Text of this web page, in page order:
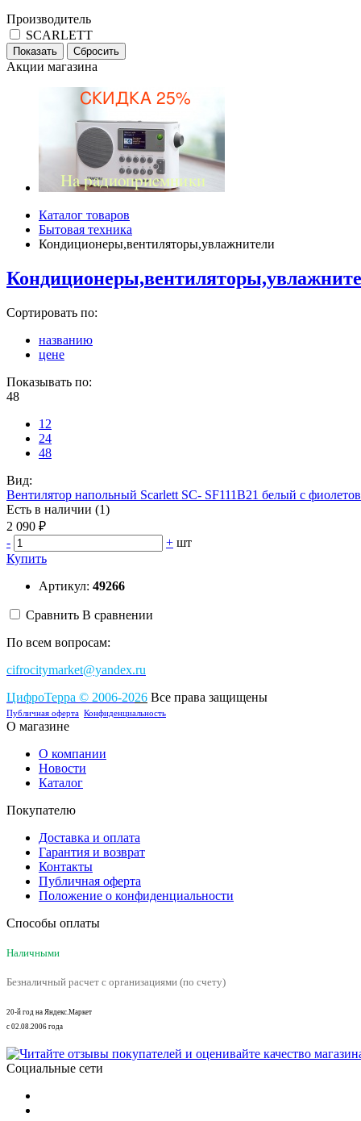
Производитель
SCARLETT
Акции магазина
Каталог товаров
Бытовая техника
Кондиционеры,вентиляторы,увлажнители
Сортировать по:
названию
цене
Показывать по:
48
12
24
48
Вид:
Вентилятор напольный Scarlett SC- SF111B21 белый с
Есть в наличии (1)
2 090 ₽
-
+ шт
Купить
Артикул: 49266
Сравнить В сравнении
По всем вопросам:
cifrocitymarket@yandex.ru
ЦифроТерра © 2006-2026 Все права защищены
Публичная оферта Конфиденциальность
О магазине
О компании
Новости
Каталог
Покупателю
Доставка и оплата
Гарантия и возврат
Контакты
Публичная оферта
Положение о конфиденциальности
Способы оплаты
Наличными
Безналичный расчет с организациями (по счету)
20-й год на Яндекс.Маркет
с 02.08.2006 года
Социальные сети